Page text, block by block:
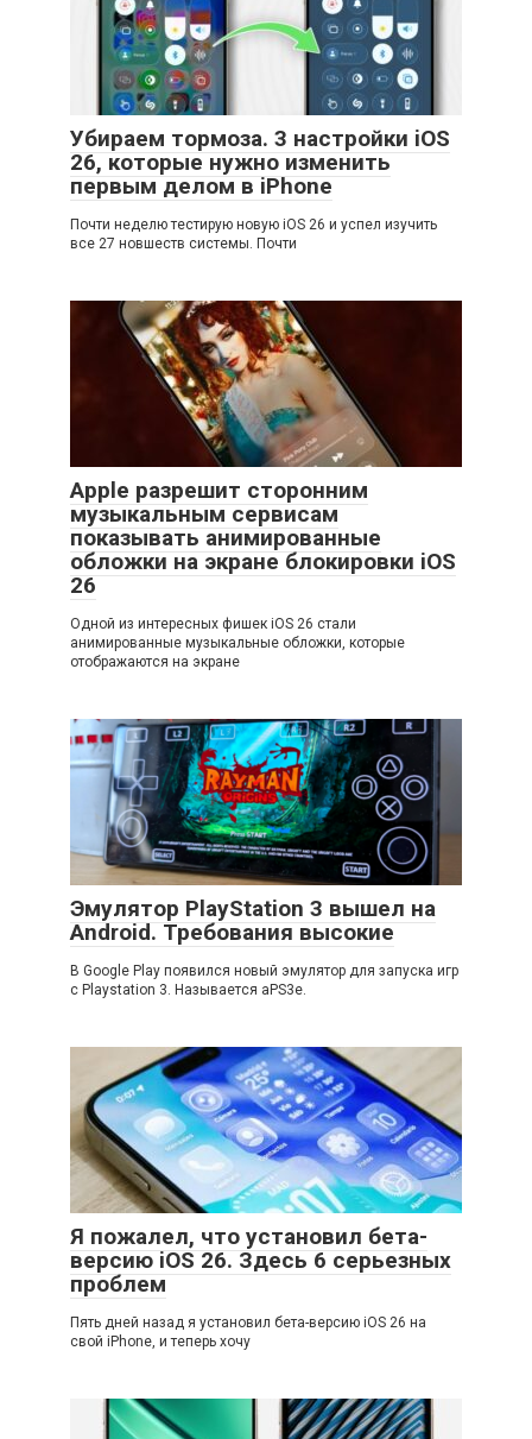
Убираем тормоза. 3 настройки iOS
26, которые нужно изменить
первым делом в iPhone
Почти неделю тестирую новую iOS 26 и успел изучить
все 27 новшеств системы. Почти
Apple разрешит сторонним
музыкальным сервисам
показывать анимированные
обложки на экране блокировки iOS
26
Одной из интересных фишек iOS 26 стали
анимированные музыкальные обложки, которые
отображаются на экране
Эмулятор PlayStation 3 вышел на
Android. Требования высокие
В Google Play появился новый эмулятор для запуска игр
с Playstation 3. Называется aPS3e.
Я пожалел, что установил бета-
версию iOS 26. Здесь 6 серьезных
проблем
Пять дней назад я установил бета-версию iOS 26 на
свой iPhone, и теперь хочу